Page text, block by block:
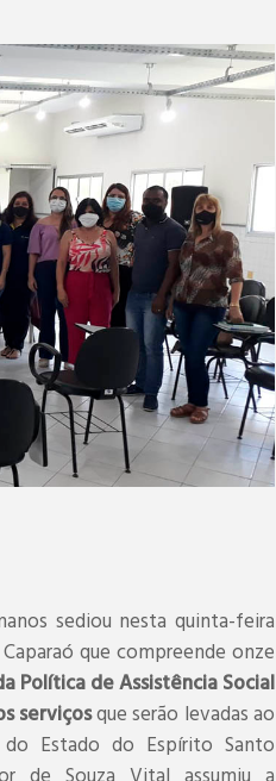
sediou nesta quinta-feira
que compreende onze
Política de Assistência Social
serviçosque serão levadas ao
Estado do Espírito Santo